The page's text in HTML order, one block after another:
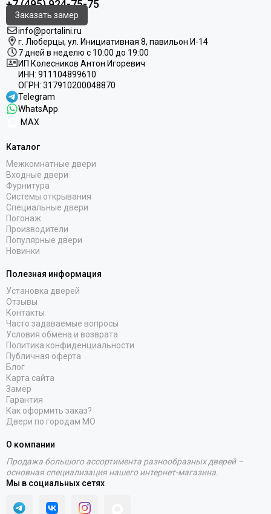
+7 (495) 924-75-75
Заказать замер
info@portalini.ru
г. Люберцы, ул. Инициативная 8, павильон И-14
7 дней в неделю с 10:00 до 19:00
ИП Колесников Антон Игоревич
ИНН: 911104899610
ОГРН: 317910200048870
Telegram
WhatsApp
MAX
Каталог
Межкомнатные двери
Входные двери
Фурнитура
Системы открывания
Специальные двери
Погонаж
Производители
Популярные двери
Новинки
Полезная информация
Установка дверей
Отзывы
Контакты
Часто задаваемые вопросы
Условия обмена и возврата
Политика конфиденциальности
Публичная оферта
Блог
Карта сайта
Замер
Гарантия
Как оформить заказ?
Двери по городам МО
О компании
Продажа большого ассортимента разнообразных дверей –
основная специализация нашего интернет-магазина.
Мы в социальных сетях